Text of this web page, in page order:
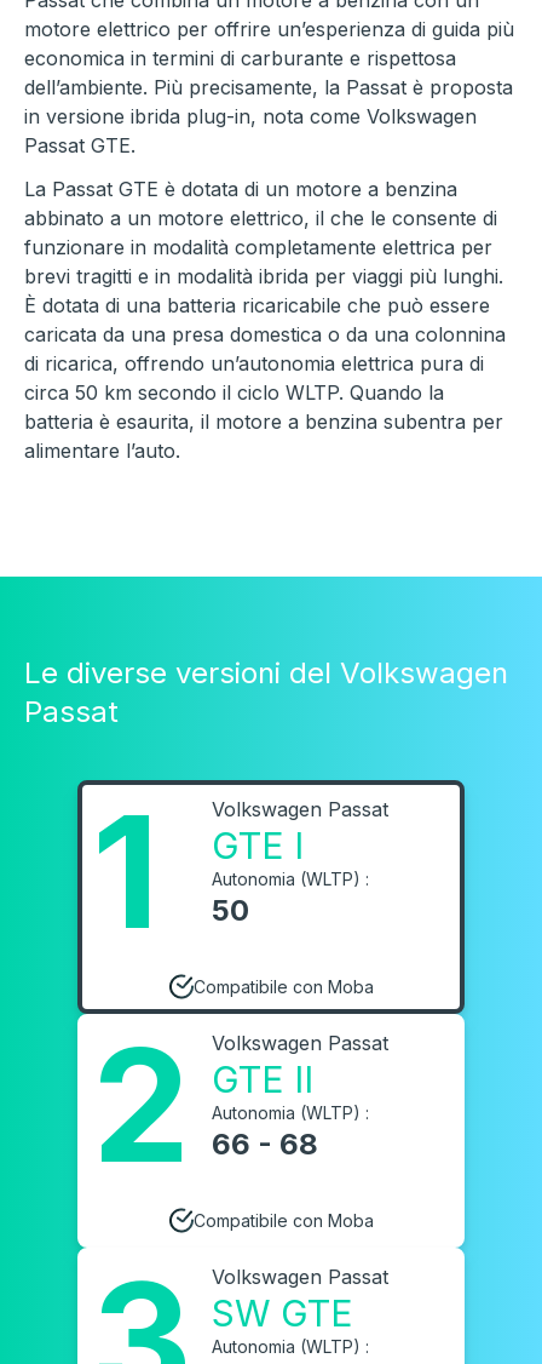
motore elettrico per offrire un’esperienza di guida più
economica in termini di carburante e rispettosa
dell’ambiente. Più precisamente, la Passat è proposta
in versione ibrida plug-in, nota come Volkswagen
Passat GTE.
La Passat GTE è dotata di un motore a benzina
abbinato a un motore elettrico, il che le consente di
funzionare in modalità completamente elettrica per
brevi tragitti e in modalità ibrida per viaggi più lunghi.
È dotata di una batteria ricaricabile che può essere
caricata da una presa domestica o da una colonnina
di ricarica, offrendo un’autonomia elettrica pura di
circa 50 km secondo il ciclo WLTP. Quando la
batteria è esaurita, il motore a benzina subentra per
alimentare l’auto.
Le diverse versioni del Volkswagen
Passat
1 Volkswagen Passat
GTE I
Autonomia (WLTP) :
50
Compatibile con Moba
2 Volkswagen Passat
GTE II
Autonomia (WLTP) :
66 - 68
Compatibile con Moba
Volkswagen Passat
SW GTE
Autonomia (WLTP) :